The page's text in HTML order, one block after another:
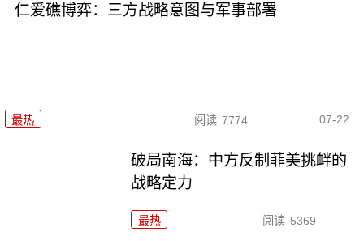
仁爱礁博弈：三方战略意图与军事部署
最热 阅读 7774 07-22
破局南海：中方反制菲美挑衅的
战略定力
最热 阅读 5369